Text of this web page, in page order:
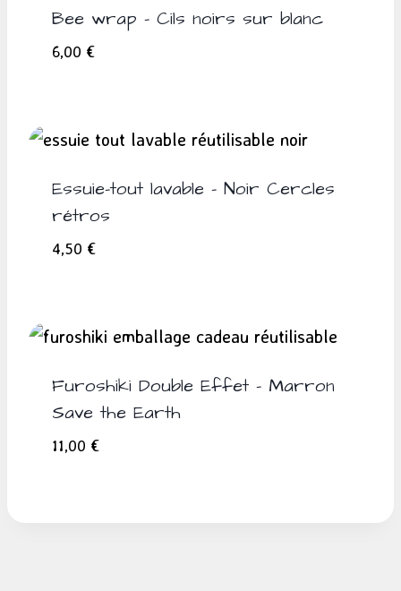
Bee wrap – Cils noirs sur blanc
6,00 €
Essuie-tout lavable – Noir Cercles
rétros
4,50 €
Furoshiki Double Effet – Marron
Save the Earth
11,00 €